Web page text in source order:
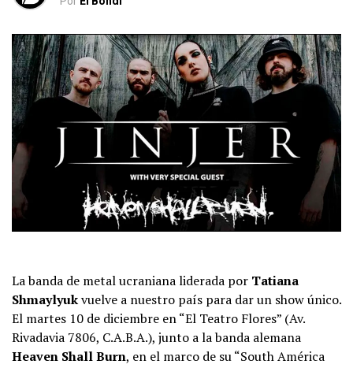
La banda de metal ucraniana liderada por Tatiana
Shmaylyukvuelve a nuestro país para dar un show único.
El martes 10 de diciembre en “El Teatro Flores” (Av.
Rivadavia 7806, C.A.B.A.), junto a la banda alemana
Heaven Shall Burn, en el marco de su “South América